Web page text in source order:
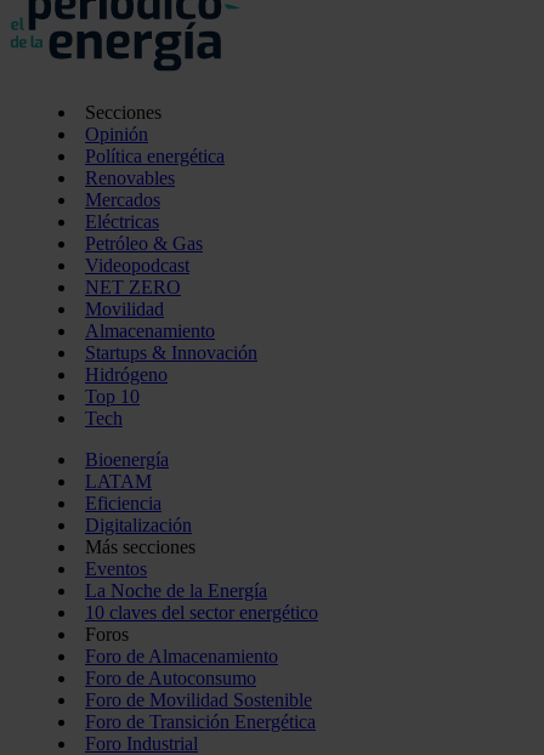
Secciones
Opinión
Política energética
Renovables
Mercados
Eléctricas
Petróleo & Gas
Videopodcast
NET ZERO
Movilidad
Almacenamiento
Startups & Innovación
Hidrógeno
Top 10
Tech
Bioenergía
LATAM
Eficiencia
Digitalización
Más secciones
Eventos
La Noche de la Energía
10 claves del sector energético
Foros
Foro de Almacenamiento
Foro de Autoconsumo
Foro de Movilidad Sostenible
Foro de Transición Energética
Foro Industrial